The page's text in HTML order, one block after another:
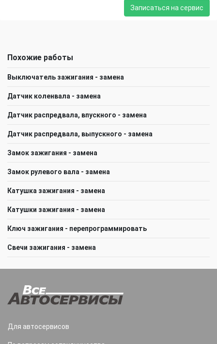
Записаться на сервис
Похожие работы
Выключатель зажигания - замена
Датчик коленвала - замена
Датчик распредвала, впускного - замена
Датчик распредвала, выпускного - замена
Замок зажигания - замена
Замок рулевого вала - замена
Катушка зажигания - замена
Катушки зажигания - замена
Ключ зажигания - перепрограммировать
Свечи зажигания - замена
Для автосервисов